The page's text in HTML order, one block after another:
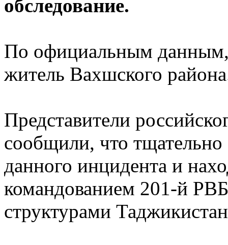
обследование.
По официальным данным,
житель Вахшского
Представители
сообщили, что тщательно
данного инцидента и
командованием 201-й
структурами